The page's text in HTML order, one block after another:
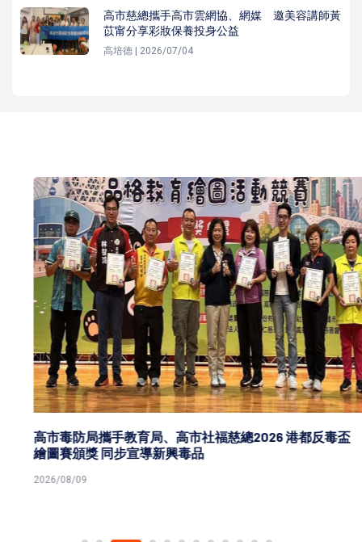
高市慈總攜手高市雲網協、網媒 邀美容講師黃
苡甯分享彩妝保養投身公益
高培德 | 2026/07/04
高市毒防局攜手教育局、高市社福慈總2026 港都反毒盃
繪圖賽頒獎 同步宣導新興毒品
2026/08/09